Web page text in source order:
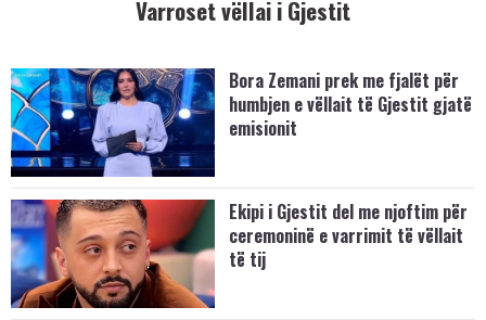
Varroset vëllai i Gjestit
Bora Zemani prek me fjalët për
humbjen e vëllait të Gjestit gjatë
emisionit
Ekipi i Gjestit del me njoftim për
ceremoninë e varrimit të vëllait
të tij